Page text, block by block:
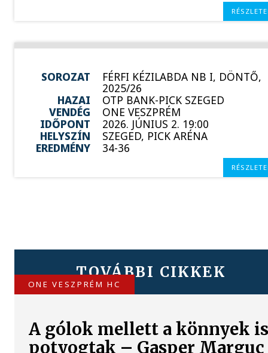
SOROZAT FÉRFI KÉZILABDA NB I, DÖNTŐ,
2025/26
HAZAI
OTP BANK-PICK SZEGED
VENDÉG
ONE VESZPRÉM
IDŐPONT
2026. JÚNIUS 2. 19:00
HELYSZÍN
SZEGED, PICK ARÉNA
EREDMÉNY
34-36
TOVÁBBI CIKKEK
ONE VESZPRÉM HC
A gólok mellett a könnyek
potyogtak – Gasper Marguc